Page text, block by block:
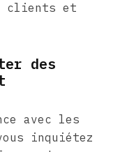
clients et
des
avec les
inquiétez